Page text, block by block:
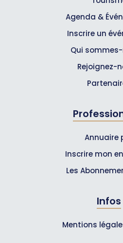
Agenda &
Inscrire un
Qui
Rejoignez-
Annuaire
Inscrire mon
Les
Infos
Mentions